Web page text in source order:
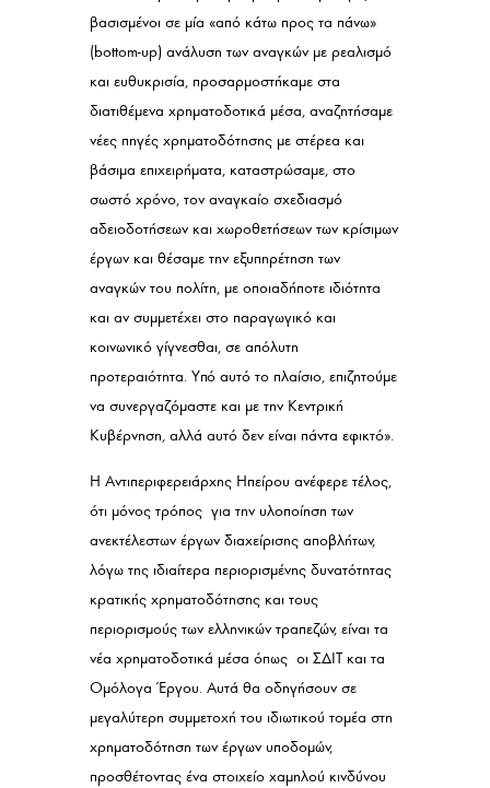
βασισμένοι σε μία «από κάτω προς τα πάνω»
(bottom-up) ανάλυση των αναγκών με ρεαλισμό
και ευθυκρισία, προσαρμοστήκαμε στα
διατιθέμενα χρηματοδοτικά μέσα, αναζητήσαμε
νέες πηγές χρηματοδότησης με στέρεα και
βάσιμα επιχειρήματα, καταστρώσαμε, στο
σωστό χρόνο, τον αναγκαίο σχεδιασμό
αδειοδοτήσεων και χωροθετήσεων των κρίσιμων
έργων και θέσαμε την εξυπηρέτηση των
αναγκών του πολίτη, με οποιαδήποτε ιδιότητα
και αν συμμετέχει στο παραγωγικό και
κοινωνικό γίγνεσθαι, σε απόλυτη
προτεραιότητα. Υπό αυτό το πλαίσιο, επιζητούμε
να συνεργαζόμαστε και με την Κεντρική
Κυβέρνηση, αλλά αυτό δεν είναι πάντα εφικτό».
Η Αντιπεριφερειάρχης Ηπείρου ανέφερε τέλος,
ότι μόνος τρόπος για την υλοποίηση των
ανεκτέλεστων έργων διαχείρισης αποβλήτων,
λόγω της ιδιαίτερα περιορισμένης δυνατότητας
κρατικής χρηματοδότησης και τους
περιορισμούς των ελληνικών τραπεζών, είναι τα
νέα χρηματοδοτικά μέσα όπως οι ΣΔΙΤ και τα
Ομόλογα Έργου. Αυτά θα οδηγήσουν σε
μεγαλύτερη συμμετοχή του ιδιωτικού τομέα στη
χρηματοδότηση των έργων υποδομών,
προσθέτοντας ένα στοιχείο χαμηλού κινδύνου